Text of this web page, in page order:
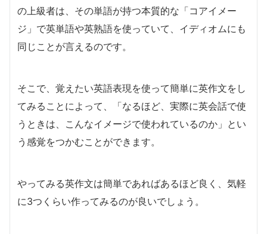
の上級者は、その単語が持つ本質的な「コアイメー
ジ」で英単語や英熟語を使っていて、イディオムにも
同じことが言えるのです。
そこで、覚えたい英語表現を使って簡単に英作文をし
てみることによって、「なるほど、実際に英会話で使
うときは、こんなイメージで使われているのか」とい
う感覚をつかむことができます。
やってみる英作文は簡単であればあるほど良く、気軽
に3つくらい作ってみるのが良いでしょう。